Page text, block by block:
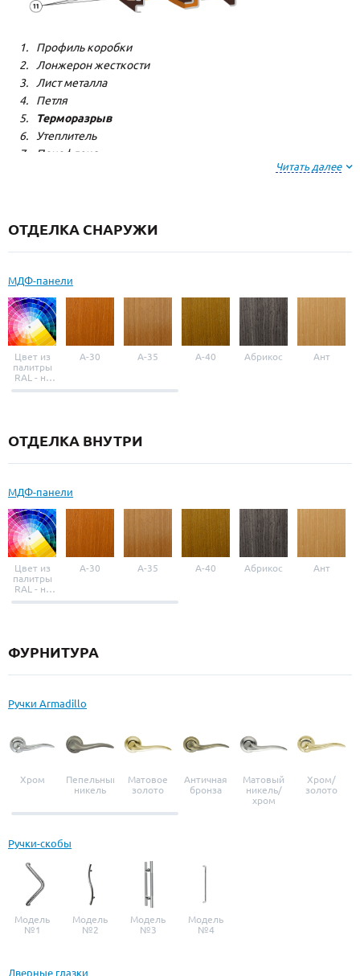
Профиль коробки
Лонжерон жесткости
Лист металла
Петля
Терморазрыв
Утеплитель
Пенофлекс
Резиновый уплотнитель
Читать далее
ОТДЕЛКА СНАРУЖИ
МДФ-панели
Цвет из
палитры
RAL - на
выбор
A-30 A-35 A-40 Абрикос Ант
ОТДЕЛКА ВНУТРИ
МДФ-панели
Цвет из
палитры
RAL - на
выбор
A-30 A-35 A-40 Абрикос Ант
ФУРНИТУРА
Ручки Armadillo
Хром
Пепельный
никель
Матовое
золото
Античная
бронза
Матовый
никель/
хром
Хром/
золото
Ручки-скобы
Модель
№1
Модель
№2
Модель
№3
Модель
№4
Дверные глазки